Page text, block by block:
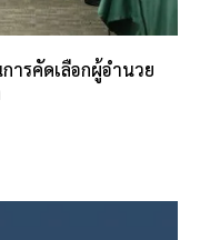
ารคัดเลือกผู้อำนวย